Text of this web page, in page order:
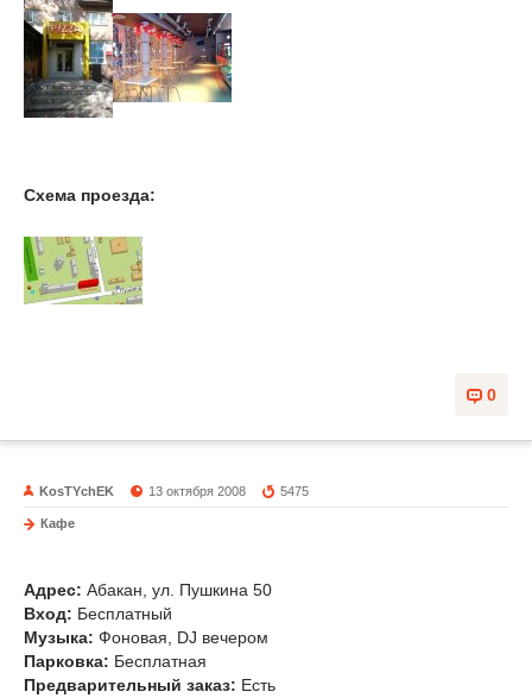
Схема проезда:
0
KosTYchEK 13 октября 2008 5475
Кафе
Адрес: Абакан, ул. Пушкина 50
Вход: Бесплатный
Музыка: Фоновая, DJ вечером
Парковка: Бесплатная
Предварительный заказ: Есть